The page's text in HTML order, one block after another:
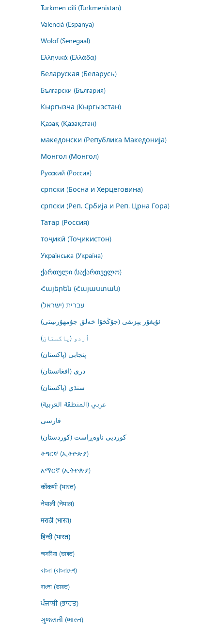
Türkmen dili (Türkmenistan)
Valencià (Espanya)
Wolof (Senegaal)
Ελληνικά (Ελλάδα)
Беларуская (Беларусь)
Български (България)
Кыргызча (Кыргызстан)
Қазақ (Қазақстан)
македонски (Република Македонија)
Монгол (Монгол)
Русский (Россия)
српски (Босна и Херцеговина)
српски (Реп. Србија и Реп. Црна Гора)
Татар (Россия)
тоҷикӣ (Тоҷикистон)
Українська (Україна)
ქართული (საქართველო)
Հայերեն (Հայաստան)
עברית (ישראל)
ئۇيغۇر يېزىقى (جۇڭخۇا خەلق جۇمھۇرىيىتى)
اُردو (پاکستان)
پنجابی (پاکستان)
درى (افغانستان)
سنڌي (پاکستان)
عربي (المنطقة العربية)
فارسى
کوردیی ناوەڕاست (کوردستان)
ትግርኛ (ኢትዮጵያ)
አማርኛ (ኢትዮጵያ)
कोंकणी (भारत)
नेपाली (नेपाल)
मराठी (भारत)
हिन्दी (भारत)
অসমীয়া (ভাৰত)
বাংলা (বাংলাদেশ)
বাংলা (ভারত)
ਪੰਜਾਬੀ (ਭਾਰਤ)
ગુજરાતી (ભારત)